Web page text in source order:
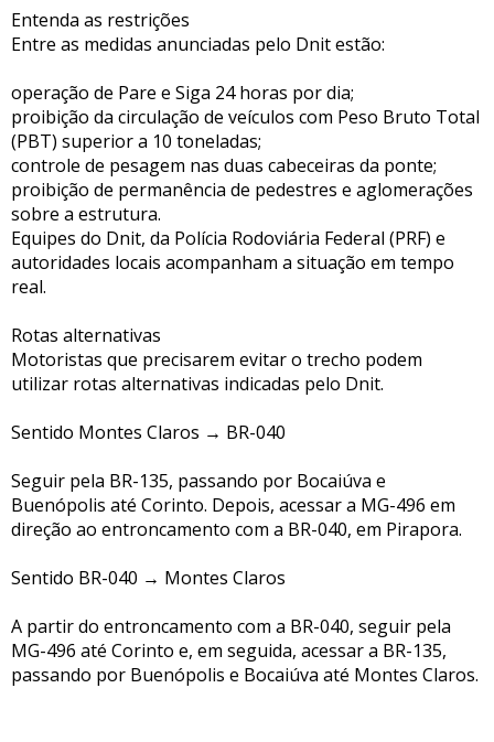
Entenda as restrições
Entre as medidas anunciadas pelo Dnit estão:
operação de Pare e Siga 24 horas por dia;
proibição da circulação de veículos com Peso Bruto Total
(PBT) superior a 10 toneladas;
controle de pesagem nas duas cabeceiras da ponte;
proibição de permanência de pedestres e aglomerações
sobre a estrutura.
Equipes do Dnit, da Polícia Rodoviária Federal (PRF) e
autoridades locais acompanham a situação em tempo
real.
Rotas alternativas
Motoristas que precisarem evitar o trecho podem
utilizar rotas alternativas indicadas pelo Dnit.
Sentido Montes Claros → BR-040
Seguir pela BR-135, passando por Bocaiúva e
Buenópolis até Corinto. Depois, acessar a MG-496 em
direção ao entroncamento com a BR-040, em Pirapora.
Sentido BR-040 → Montes Claros
A partir do entroncamento com a BR-040, seguir pela
MG-496 até Corinto e, em seguida, acessar a BR-135,
passando por Buenópolis e Bocaiúva até Montes Claros.